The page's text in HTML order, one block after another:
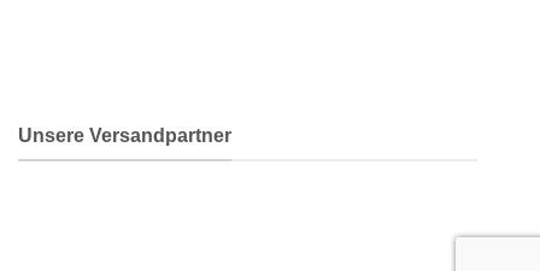
Unsere Versandpartner